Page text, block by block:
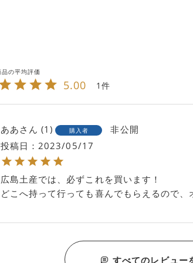
5.00 1
ああ 1 購入者
非公開
投稿日
2023/05/17
広島土産では、必ずこれを買います！
どこへ持って行っても喜んでもらえるので、
すべてのレビュー